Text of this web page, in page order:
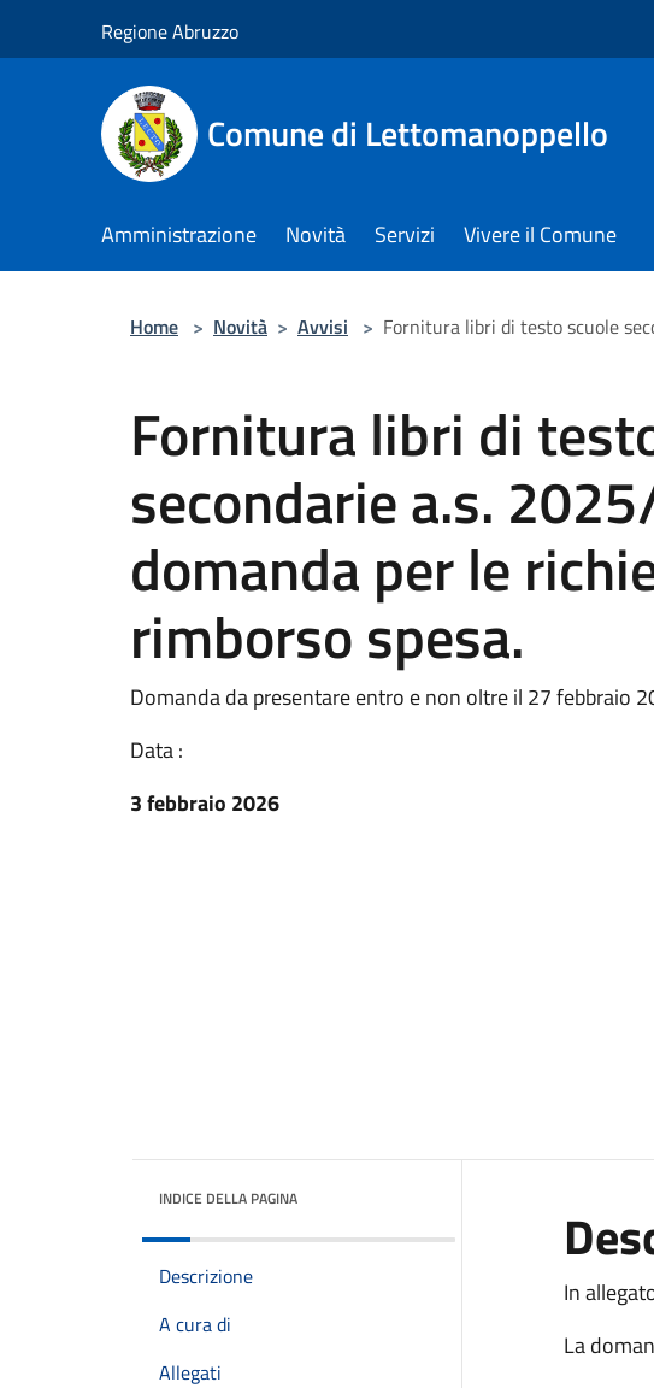
Regione Abruzzo
Comune di Lettomanoppello
Amministrazione Novità Servizi Vivere il Comune
Home > Novità > Avvisi > Fornitura libri di testo scuole
Fornitura libri di
secondarie a.s.
domanda per le
rimborso spesa.
Domanda da presentare entro e non oltre il 27 febbraio
Data :
3 febbraio 2026
INDICE DELLA PAGINA
Descrizione
A cura di
Allegati
In
La